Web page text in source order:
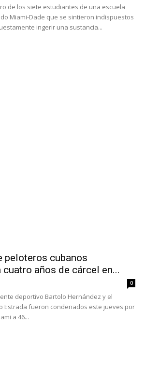
de los siete estudiantes de una escuela
Miami-Dade que se sintieron indispuestos
ingerir una sustancia...
peloteros cubanos
años de cárcel en...
0
deportivo Bartolo Hernández y el
Estrada fueron condenados este jueves por
a 46...